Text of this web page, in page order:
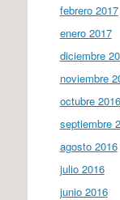
febrero 2017
enero 2017
diciembre
noviembre
octubre 2016
septiembre
agosto 2016
julio 2016
junio 2016